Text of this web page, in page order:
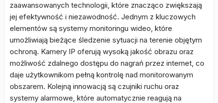
zaawansowanych technologii, które znacząco zwiększają
jej efektywność i niezawodność. Jednym z kluczowych
elementów są systemy monitoringu wideo, które
umożliwiają bieżące śledzenie sytuacji na terenie objętym
ochroną. Kamery IP oferują wysoką jakość obrazu oraz
możliwość zdalnego dostępu do nagrań przez internet, co
daje użytkownikom pełną kontrolę nad monitorowanym
obszarem. Kolejną innowacją są czujniki ruchu oraz
systemy alarmowe, które automatycznie reagują na